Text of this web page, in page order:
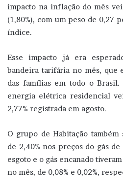
impacto na inflação do mês
(1,80%), com um peso de 0,27
índice.
Esse impacto já era
bandeira tarifária no mês, que
das famílias em todo o Brasil.
energia elétrica residencial
2,77% registrada em agosto.
O grupo de Habitação
de 2,40% nos preços do gás
esgoto e o gás encanado
no mês, de 0,08% e 0,02%,